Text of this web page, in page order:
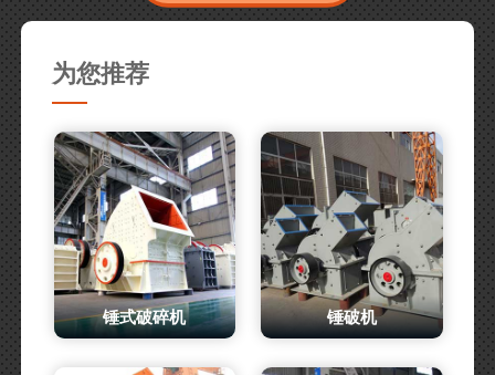
为您推荐
锤式破碎机 锤破机